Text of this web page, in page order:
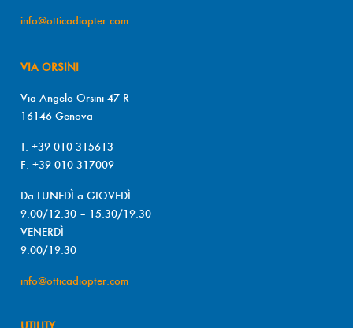
info@otticadiopter.com
VIA ORSINI
Via Angelo Orsini 47 R
16146 Genova
T. +39 010 315613
F. +39 010 317009
Da LUNEDÌ a GIOVEDÌ
9.00/12.30 – 15.30/19.30
VENERDÌ
9.00/19.30
info@otticadiopter.com